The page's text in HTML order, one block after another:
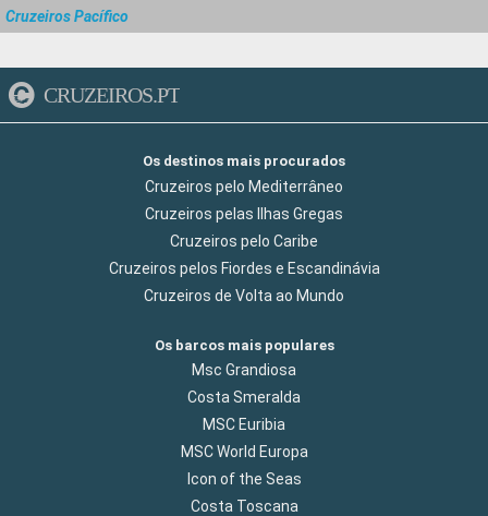
Cruzeiros Pacífico
CRUZEIROS.PT
Os destinos mais procurados
Cruzeiros pelo Mediterrâneo
Cruzeiros pelas Ilhas Gregas
Cruzeiros pelo Caribe
Cruzeiros pelos Fiordes e Escandinávia
Cruzeiros de Volta ao Mundo
Os barcos mais populares
Msc Grandiosa
Costa Smeralda
MSC Euribia
MSC World Europa
Icon of the Seas
Costa Toscana